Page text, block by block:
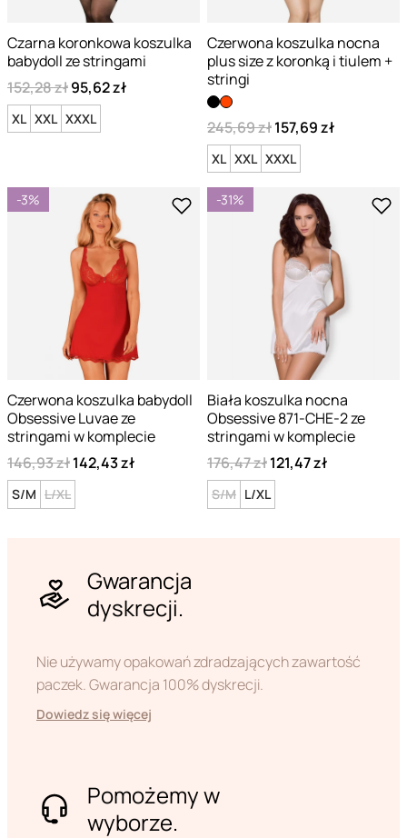
Czarna koronkowa koszulka
babydoll ze stringami
152,28 zł95,62 zł
XL XXL XXXL
Czerwona koszulka nocna
plus size z koronką i tiulem +
stringi
245,69 zł157,69 zł
XL XXL XXXL
-3%
Czerwona koszulka babydoll
Obsessive Luvae ze
stringami w komplecie
146,93 zł142,43 zł
S/M L/XL
-31%
Biała koszulka nocna
Obsessive 871-CHE-2 ze
stringami w komplecie
176,47 zł121,47 zł
S/M L/XL
Gwarancja
dyskrecji.
Nie używamy opakowań zdradzających zawartość
paczek. Gwarancja 100% dyskrecji.
Dowiedz się więcej
Pomożemy w
wyborze.